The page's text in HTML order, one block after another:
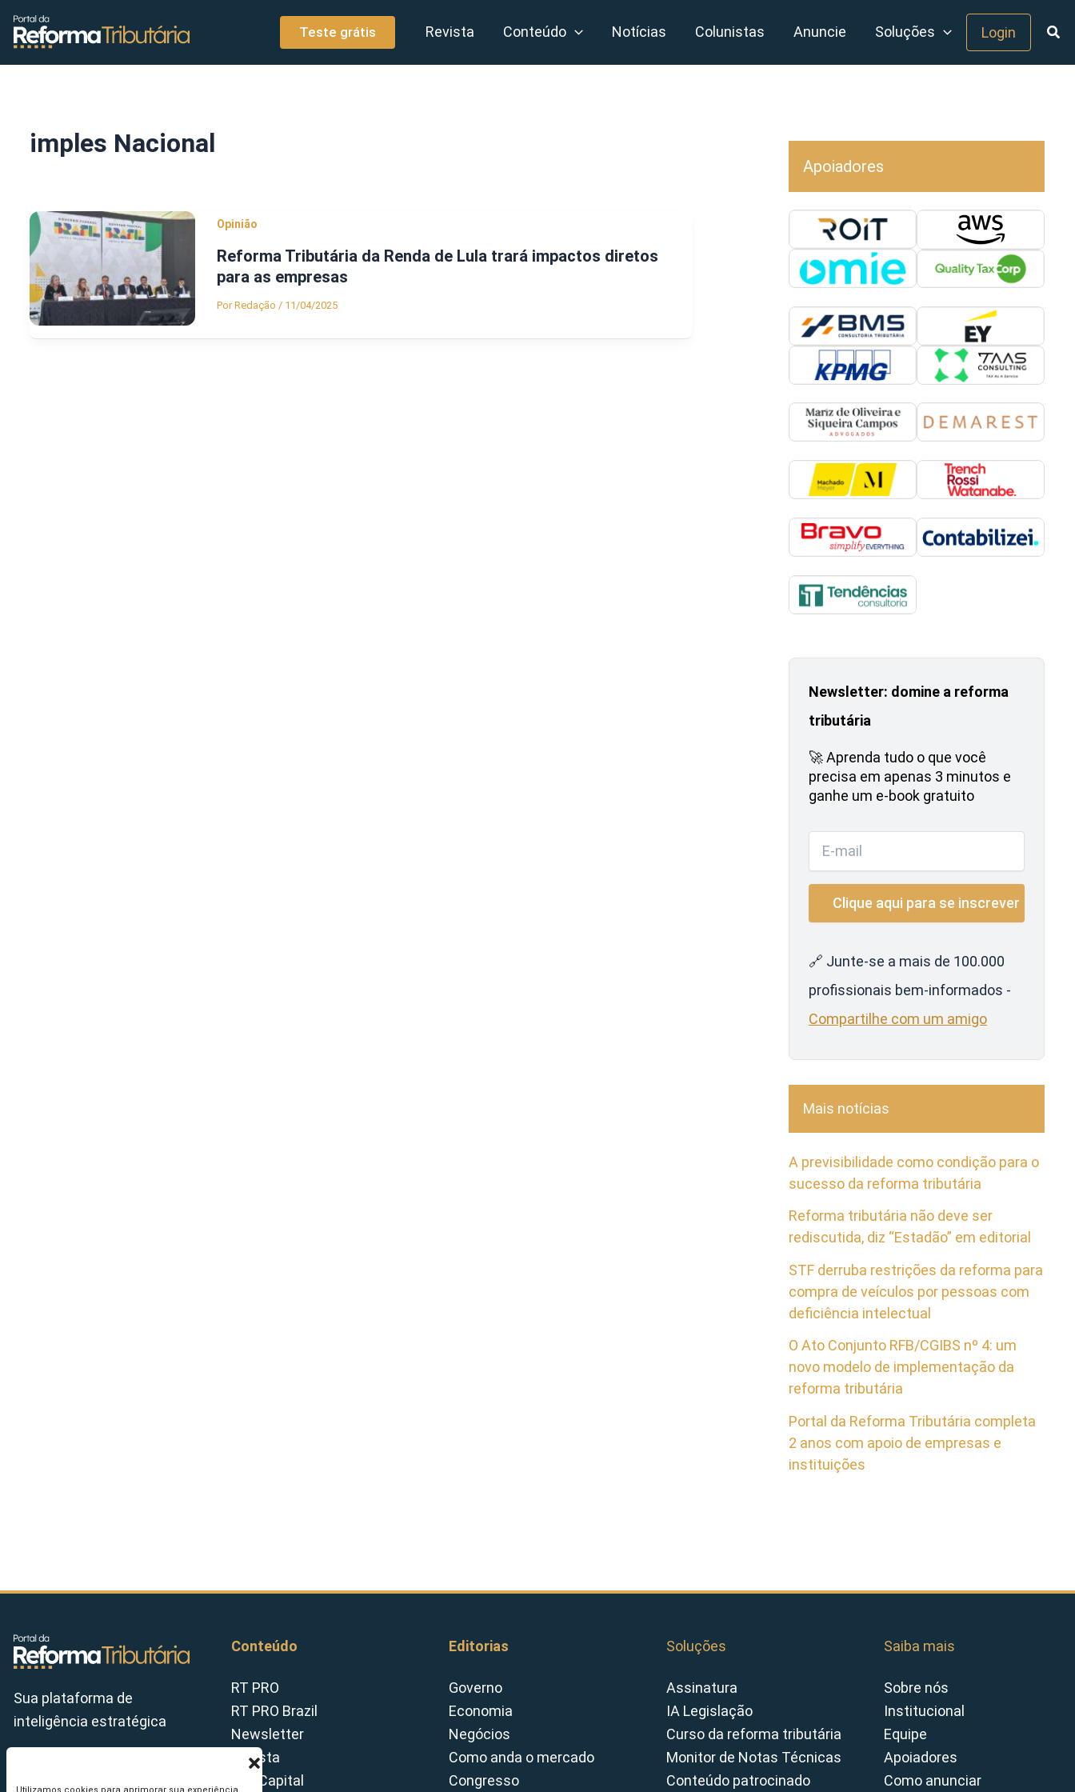
conteúdo
Teste grátis Revista Conteúdo Notícias Colunistas Anuncie Soluções Login
imples Nacional
Opinião
Reforma Tributária da Renda de Lula trará impactos diretos
para as empresas
PorRedação / 11/04/2025
Apoiadores
Newsletter: domine a reforma
tributária
🚀 Aprenda tudo o que você
precisa em apenas 3 minutos e
ganhe um e-book gratuito
🔗 Junte-se a mais de 100.000
profissionais bem-informados -
Compartilhe com um amigo
Mais notícias
A previsibilidade como condição para o
sucesso da reforma tributária
Reforma tributária não deve ser
rediscutida, diz “Estadão” em editorial
STF derruba restrições da reforma para
compra de veículos por pessoas com
deficiência intelectual
O Ato Conjunto RFB/CGIBS nº 4: um
novo modelo de implementação da
reforma tributária
Portal da Reforma Tributária completa
2 anos com apoio de empresas e
instituições
Sua plataforma de
inteligência estratégica
Conteúdo
RT PRO
RT PRO Brazil
Newsletter
Revista
Tax Capital
Editorias
Governo
Economia
Negócios
Como anda o mercado
Congresso
Soluções
Assinatura
IA Legislação
Curso da reforma tributária
Monitor de Notas Técnicas
Conteúdo patrocinado
Saiba mais
Sobre nós
Institucional
Equipe
Apoiadores
Como anunciar